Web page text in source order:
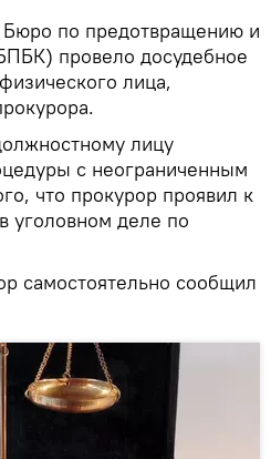
Бюро по предотвращению и
провело досудебное
лица,
лицу
с неограниченным
что прокурор проявил к
уголовном деле по
самостоятельно сообщил